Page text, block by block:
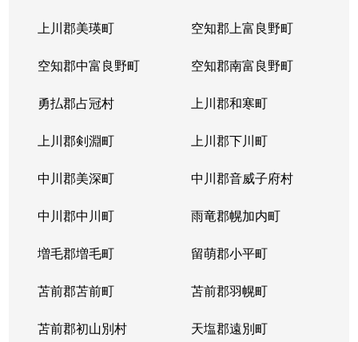
上川郡美瑛町 空知郡上富良野町
空知郡中富良野町 空知郡南富良野町
勇払郡占冠村 上川郡和寒町
上川郡剣淵町 上川郡下川町
中川郡美深町 中川郡音威子府村
中川郡中川町 雨竜郡幌加内町
増毛郡増毛町 留萌郡小平町
苫前郡苫前町 苫前郡羽幌町
苫前郡初山別村 天塩郡遠別町